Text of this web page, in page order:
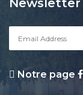
Newsletter
Notre page